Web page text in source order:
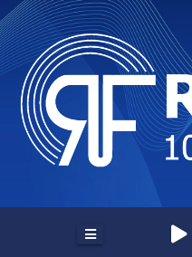
Skip
to
content